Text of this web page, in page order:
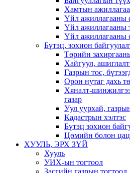
Хамтын ажиллагаа
Үйл ажиллагааны
Үйл ажиллагааны
Үйл ажиллагааны
Бүтэц, зохион
Төрийн
Хайгуул,
Газрын тос,
Орон нутаг дахь
Хяналт-
газар
Уул уурхай,
Кадастрын хэлтэс
Бүтэц зохион
Цөмийн болон
ХУУЛЬ, ЭРХ ЗҮЙ
Хууль
УИХ-ын тогтоол
Засгийн газрын тогтоол